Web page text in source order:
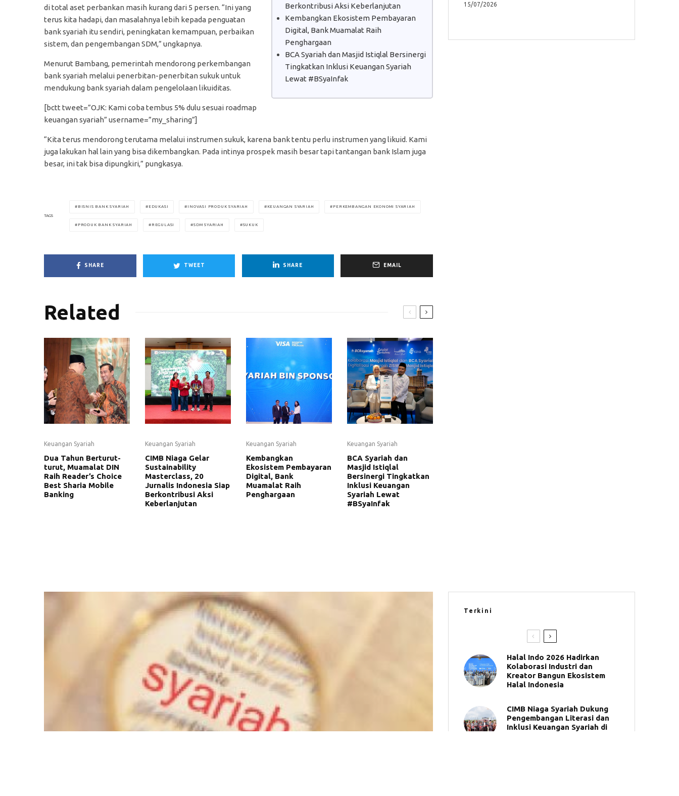
Berkontribusi Aksi Keberlanjutan
Kembangkan Ekosistem Pembayaran
Digital, Bank Muamalat Raih
Penghargaan
BCA Syariah dan Masjid Istiqlal Bersinergi
Tingkatkan Inklusi Keuangan Syariah
Lewat #BSyaInfak
di total aset perbankan masih kurang dari 5 persen. “Ini yang
terus kita hadapi, dan masalahnya lebih kepada penguatan
bank syariah itu sendiri, peningkatan kemampuan, perbaikan
sistem, dan pengembangan SDM,” ungkapnya.
Menurut Bambang, pemerintah mendorong perkembangan
bank syariah melalui penerbitan-penerbitan sukuk untuk
mendukung bank syariah dalam pengelolaan likuiditas.
[bctt tweet=”OJK: Kami coba tembus 5% dulu sesuai roadmap
keuangan syariah” username=”my_sharing”]
“Kita terus mendorong terutama melalui instrumen sukuk, karena bank tentu perlu instrumen yang likuid. Kami
juga lakukan hal lain yang bisa dikembangkan. Pada intinya prospek masih besar tapi tantangan bank Islam juga
besar, ini tak bisa dipungkiri,” pungkasya.
TAGS
BISNIS BANK SYARIAH EDUKASI INOVASI PRODUK SYARIAH KEUANGAN SYARIAH PERKEMBANGAN EKONOMI SYARIAH
PRODUK BANK SYARIAH REGULASI SDM SYARIAH SUKUK
SHARE TWEET SHARE EMAIL
Related
Keuangan Syariah
Dua Tahun Berturut-
turut, Muamalat DIN
Raih Reader’s Choice
Best Sharia Mobile
Banking
Keuangan Syariah
CIMB Niaga Gelar
Sustainability
Masterclass, 20
Jurnalis Indonesia Siap
Berkontribusi Aksi
Keberlanjutan
Keuangan Syariah
Kembangkan
Ekosistem Pembayaran
Digital, Bank
Muamalat Raih
Penghargaan
Keuangan Syariah
BCA Syariah dan
Masjid Istiqlal
Bersinergi Tingkatkan
Inklusi Keuangan
Syariah Lewat
#BSyaInfak
15/07/2026
Terkini
Halal Indo 2026 Hadirkan
Kolaborasi Industri dan
Kreator Bangun Ekosistem
Halal Indonesia
CIMB Niaga Syariah Dukung
Pengembangan Literasi dan
Inklusi Keuangan Syariah di